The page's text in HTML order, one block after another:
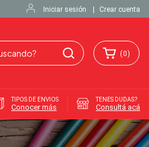
Iniciar sesión Crear cuenta
(0)
TIPOS DE ENVIOS
Conocer más
TENES DUDAS?
Consultá acá